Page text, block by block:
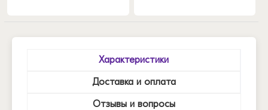
Характеристики
Доставка и оплата
Отзывы и вопросы